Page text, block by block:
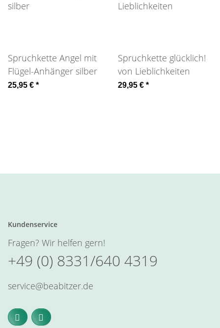
Spruchkette Angel mit
Flügel-Anhänger silber
25,95 € *
Spruchkette glücklich!
von Lieblichkeiten
29,95 € *
Kundenservice
Fragen? Wir helfen gern!
+49 (0) 8331/640 4319
service@beabitzer.de